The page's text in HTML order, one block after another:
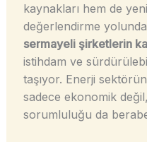
kaynakları hem de
değerlendirme
sermayeli şirketlerin
istihdam ve
taşıyor. Enerji
sadece ekonomik
sorumluluğu da